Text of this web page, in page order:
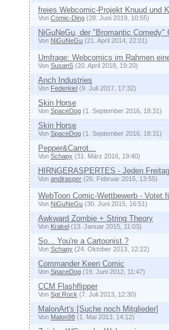
freies Webcomic-Projekt Knuud und
Von Comic-Ding (28. Juni 2019, 10:55)
NiGuNeGu, der "Bromantic Comedy"
Von NiGuNeGu (21. April 2014, 22:01)
Umfrage: Webcomics im Rahmen
Von SusanS (20. April 2018, 19:20)
Anch Industries
Von Federkiel (9. Juli 2017, 17:32)
Skin Horse
Von SpaceDog (1. September 2016, 18:31)
Skin Horse
Von SpaceDog (1. September 2016, 18:31)
Pepper&Carrot...
Von Schapy (31. März 2016, 19:40)
HIRNGERASPERTES - Jeden
Von andirasper (26. Februar 2015, 13:55)
WebToon Comic-Wettbewerb - Votet
Von NiGuNeGu (30. Juni 2015, 16:51)
Awkward Zombie + String Theory
Von Krakel (13. Januar 2015, 11:03)
So... You're a Cartoonist ?
Von Schapy (24. Oktober 2013, 12:22)
Commander Keen Comic
Von SpaceDog (19. Juni 2012, 11:47)
CCM Flashflipper
Von Sgt.Rock (7. Juli 2013, 12:30)
MalonArt's [Suche noch Mitglieder]
Von Malon98 (1. Mai 2013, 14:12)